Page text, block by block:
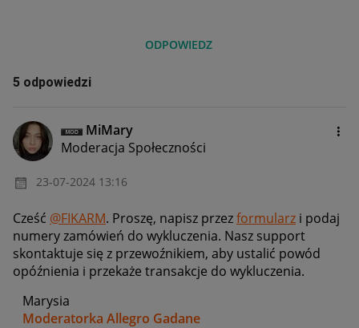
ODPOWIEDZ
5 odpowiedzi
MiMary
Moderacja Społeczności
‎23-07-2024 13:16
Cześć @FIKARM. Proszę, napisz przezformularz i podaj
numery zamówień do wykluczenia. Nasz support
skontaktuje się z przewoźnikiem, aby ustalić powód
opóźnienia i przekaże transakcje do wykluczenia.
Marysia
Moderatorka Allegro Gadane